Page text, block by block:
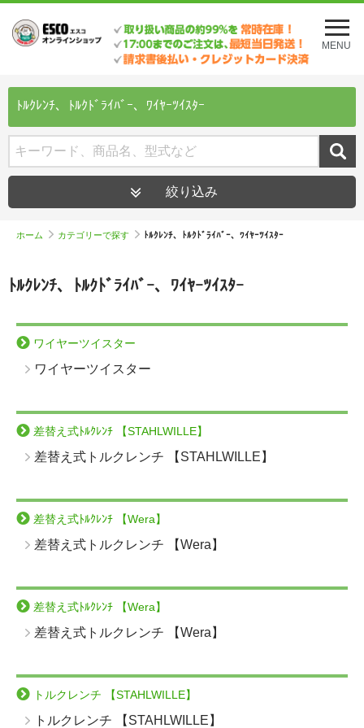
メ
ニ
ュ
を
MENU
ﾄﾙｸﾚﾝﾁ、ﾄﾙｸﾄﾞﾗｲﾊﾞｰ、ﾜｲﾔｰﾂｲｽﾀｰ
絞り込み
ホーム カテゴリーで探す ﾄﾙｸﾚﾝﾁ、ﾄﾙｸﾄﾞﾗｲﾊﾞｰ、ﾜｲﾔｰﾂｲｽﾀｰ
ﾄﾙｸﾚﾝﾁ、ﾄﾙｸﾄﾞﾗｲﾊﾞｰ、ﾜｲﾔｰﾂｲｽﾀｰ
ワイヤーツイスター
ワイヤーツイスター
差替え式ﾄﾙｸﾚﾝﾁ 【STAHLWILLE】
差替え式トルクレンチ 【STAHLWILLE】
差替え式ﾄﾙｸﾚﾝﾁ 【Wera】
差替え式トルクレンチ 【Wera】
差替え式ﾄﾙｸﾚﾝﾁ 【Wera】
差替え式トルクレンチ 【Wera】
トルクレンチ 【STAHLWILLE】
トルクレンチ 【STAHLWILLE】